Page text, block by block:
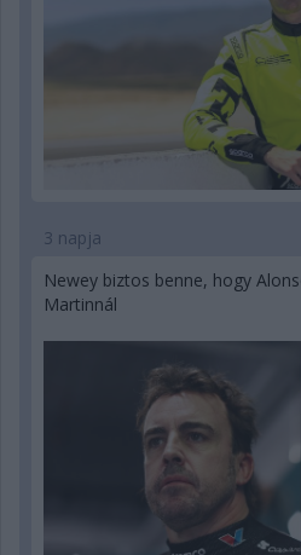
3 napja
Newey biztos benne, hogy
Martinnál